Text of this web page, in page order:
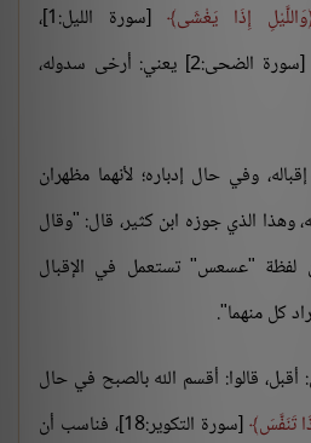
وَاللَّيْلِ إِذَا يَغْشَى
[سورة الليل:1]،
[سورة الضحى:2] يعني: أرخى سدوله،
وفي حال إدباره؛ لأنهما مظهران
وهذا الذي جوزه ابن كثير، قال: "وقال
لفظة "عسعس" تستعمل في الإقبال
كل منهما".
قالوا: أقسم الله بالصبح في حال
تَنَفَّسَ
[سورة التكوير:18]، فناسب أن